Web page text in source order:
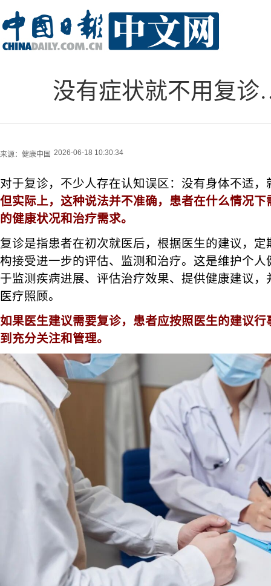
没有症状就不用复
来源： 健康中国 2026-06-18 10:30:34
对于复诊，不少人存在认知误区：没有身体不适
但实际上，这种说法并不准确，患者在什么情况
的健康状况和治疗需求。
复诊是指患者在初次就医后，根据医生的建议，
构接受进一步的评估、监测和治疗。这是维护个
于监测疾病进展、评估治疗效果、提供健康建议
医疗照顾。
如果医生建议需要复诊，患者应按照医生的建议
到充分关注和管理。